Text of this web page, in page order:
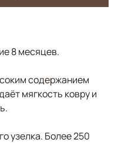
8 месяцев.
содержанием
мягкость ковру и
узелка. Более 250